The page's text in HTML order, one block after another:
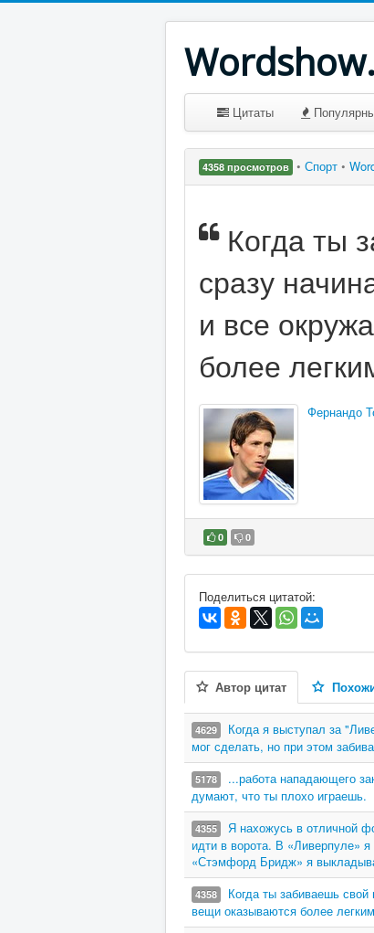
Цитаты
4358 просмотров • Спорт •
Когда ты
сразу
и все
более
Фернандо
0 0
В избранное
Поделиться цитатой:
Автор цитат
4629
Когда я выступал за
мог сделать, но при этом
5178
...работа нападающего
думают, что ты плохо играешь.
4355
Я нахожусь в отличной
идти в ворота. В «Ливерпуле»
«Стэмфорд Бридж» я
4358
Когда ты забиваешь
вещи оказываются более